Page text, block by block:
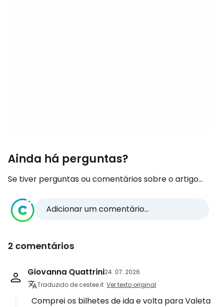
Ainda há perguntas?
Se tiver perguntas ou comentários sobre o artigo...
Adicionar um comentário...
2 comentários
Giovanna Quattrini24. 07. 2026
Traduzido de cestee.it Ver texto original
Comprei os bilhetes de ida e volta para Valeta